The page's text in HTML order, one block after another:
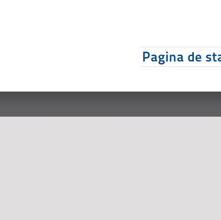
Pagina de